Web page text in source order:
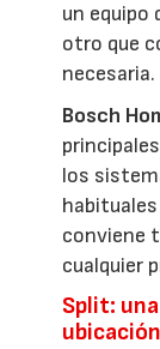
un equipo
otro que
necesaria.
Bosch
los
conviene
cualquier
Split: